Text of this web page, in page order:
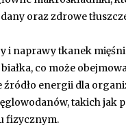
oraz zdrowe
i naprawy tkanek
co może
źródło energii dla
takich jak
fizycznym.